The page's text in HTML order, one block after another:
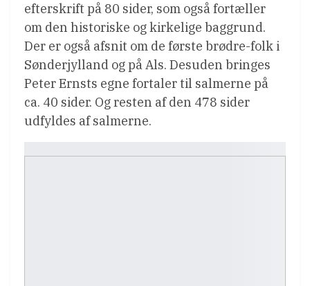
efterskrift på 80 sider, som også fortæller
om den historiske og kirkelige baggrund.
Der er også afsnit om de første brødre-folk i
Sønderjylland og på Als. Desuden bringes
Peter Ernsts egne fortaler til salmerne på
ca. 40 sider. Og resten af den 478 sider
udfyldes af salmerne.